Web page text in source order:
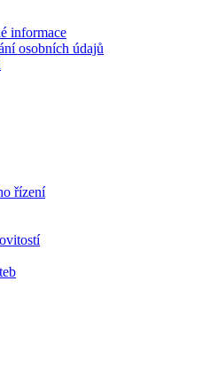
informace
osobních údajů
řízení